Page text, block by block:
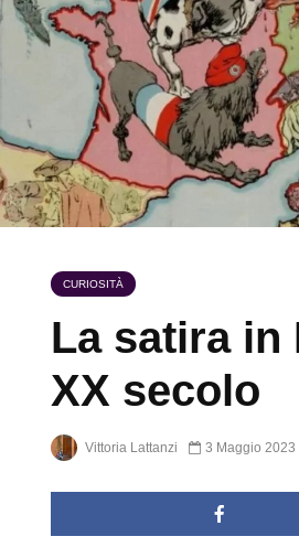
CURIOSITÀ
La satira in
XX secolo
Vittoria Lattanzi 3 Maggio 2023